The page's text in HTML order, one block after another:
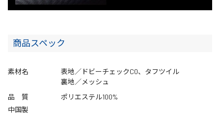
商品スペック
素材名
表地／ドビーチェックC0、タフツイル
裏地／メッシュ
品 質
ポリエステル100%
中国製